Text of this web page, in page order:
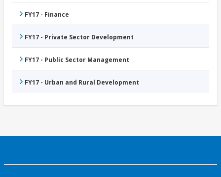
FY17 - Finance
FY17 - Private Sector Development
FY17 - Public Sector Management
FY17 - Urban and Rural Development